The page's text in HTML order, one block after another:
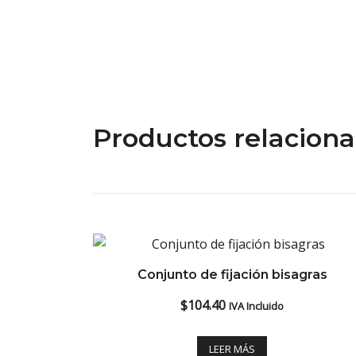
Productos
Conjunto de fijación bisagras
$104.40 IVA Incluido
LEER MÁS